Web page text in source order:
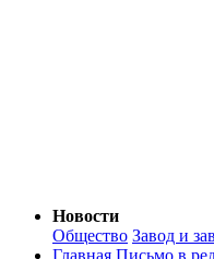
Новости
Общество Завод и